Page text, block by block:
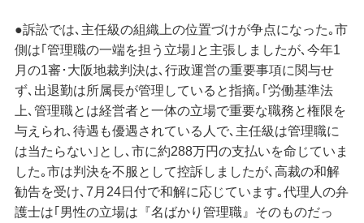
●訴訟では､主任級の組織上の位置づけが争点になった｡市
側は｢管理職の一端を担う立場｣と主張しましたが､今年1
月の1審･大阪地裁判決は､行政運営の重要事項に関与せ
ず､出退勤は所属長が管理していると指摘｡｢労働基準法
上､管理職とは経営者と一体の立場で重要な職務と権限を
与えられ､待遇も優遇されている人で､主任級は管理職に
は当たらない｣とし､市に約288万円の支払いを命じていま
した｡市は判決を不服として控訴しましたが､高裁の和解
勧告を受け､7月24日付で和解に応じています｡代理人の弁
護士は｢男性の立場は『名ばかり管理職』そのものだっ